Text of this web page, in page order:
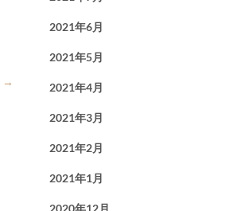
→
2021年6月
2021年5月
2021年4月
2021年3月
2021年2月
2021年1月
2020年12月